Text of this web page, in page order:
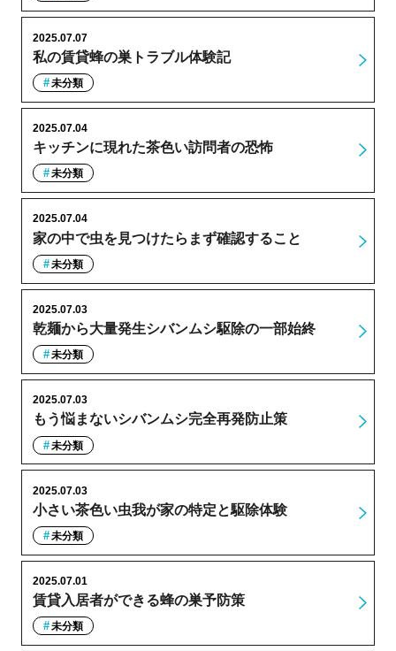
私の賃貸蜂の巣トラブル体験記
2025.07.07
未分類
キッチンに現れた茶色い訪問者の恐怖
2025.07.04
未分類
家の中で虫を見つけたらまず確認すること
2025.07.04
未分類
乾麺から大量発生シバンムシ駆除の一部始終
2025.07.03
未分類
もう悩まないシバンムシ完全再発防止策
2025.07.03
未分類
小さい茶色い虫我が家の特定と駆除体験
2025.07.03
未分類
賃貸入居者ができる蜂の巣予防策
2025.07.01
未分類